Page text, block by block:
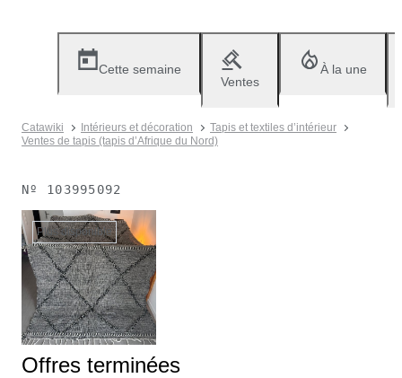
Cette semaine
Ventes
À la une
Catawiki Intérieurs et décoration
Tapis et textiles d’intérieur
Ventes de tapis (tapis d’Afrique du Nord)
Nº 103995092
Plus disponible
Offres terminées